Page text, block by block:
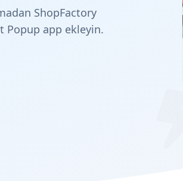
ShopFactory
Popup app ekleyin.